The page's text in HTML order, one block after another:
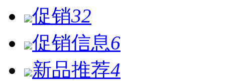
促销32
促销信息6
新品推荐4